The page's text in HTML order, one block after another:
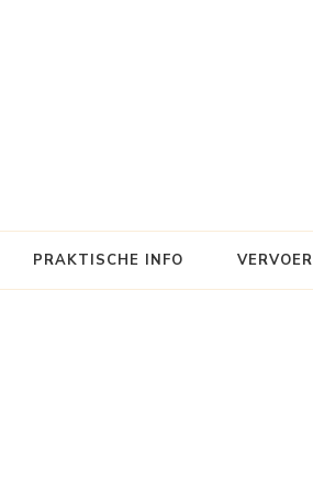
PRAKTISCHE INFO VERVOER